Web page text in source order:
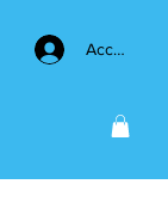
Acceso